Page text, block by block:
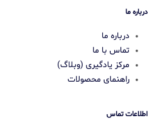
درباره ما
درباره ما
تماس با ما
مرکز یادگیری (وبلاگ)
راهنمای محصولات
اطلاعات تماس